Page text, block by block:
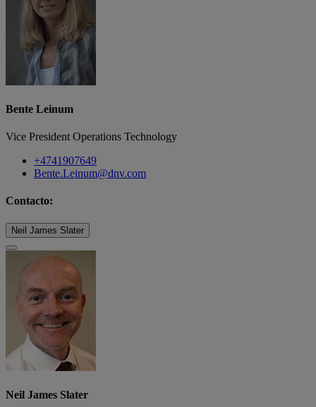
Bente Leinum
Vice President Operations Technology
+4741907649
Bente.Leinum@dnv.com
Contacto:
Neil James Slater
Neil James Slater